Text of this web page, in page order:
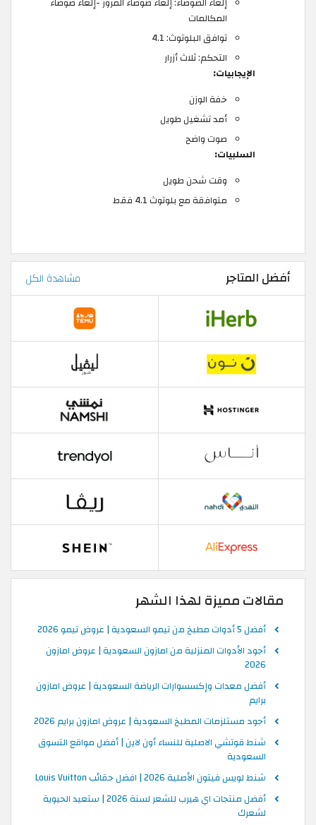
المكالمات
توافق البلوتوث: 4.1
التحكم: ثلاث أزرار
الإيجابيات:
خفة الوزن
أمد تشغيل طويل
صوت واضح
السلبيات:
وقت شحن طويل
متوافقة مع بلوتوث 4.1 فقط
أفضل المتاجر مشاهدة الكل
مقالات مميزة لهذا الشهر
أفضل 5 أدوات مطبخ من تيمو السعودية | عروض تيمو 2026
أجود الأدوات المنزلية من امازون السعودية | عروض امازون
2026
أفضل معدات وإكسسوارات الرياضة السعودية | عروض امازون
برايم
أجود مستلزمات المطبخ السعودية | عروض امازون برايم 2026
شنط قوتشي الاصلية للنساء أون لاين | أفضل مواقع التسوق
السعودية
شنط لويس فيتون الأصلية 2026 | افضل حقائب Louis Vuitton
أفضل منتجات اي هيرب للشعر لسنة 2026 | ستعيد الحيوية
لشعرك